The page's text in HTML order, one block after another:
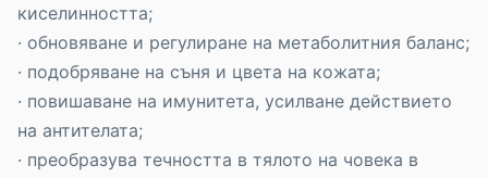
киселинността;
· обновяване и регулиране на метаболитния баланс;
· подобряване на съня и цвета на кожата;
· повишаване на имунитета, усилване действието
на антителата;
· преобразува течността в тялото на човека в